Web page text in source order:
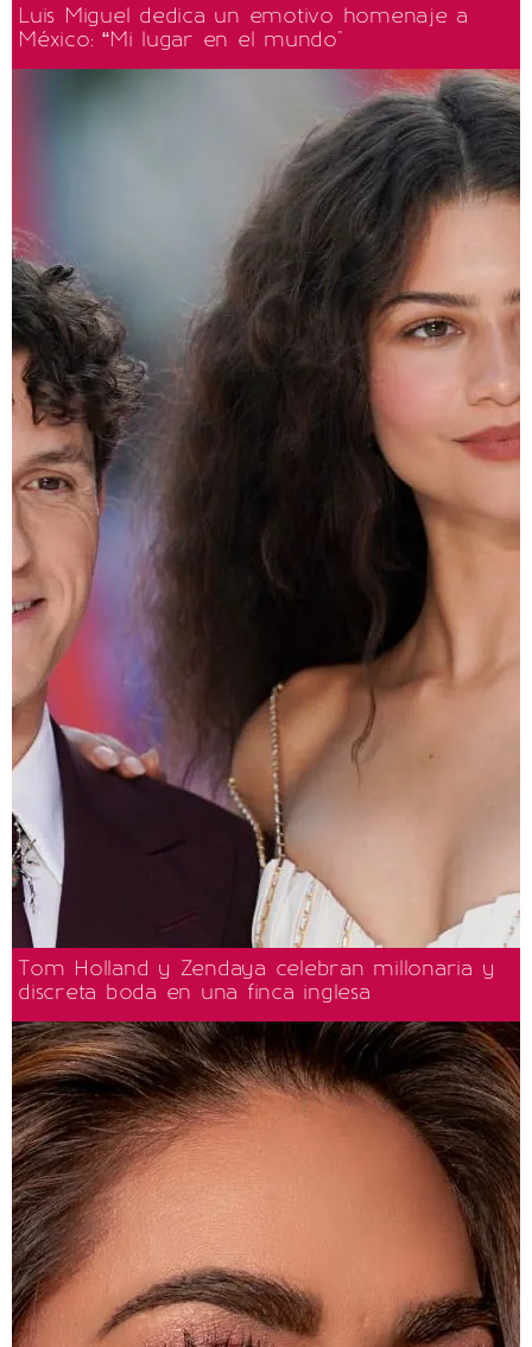
Luis Miguel dedica un emotivo homenaje a
México: “Mi lugar en el mundo"
Tom Holland y Zendaya celebran millonaria y
discreta boda en una finca inglesa